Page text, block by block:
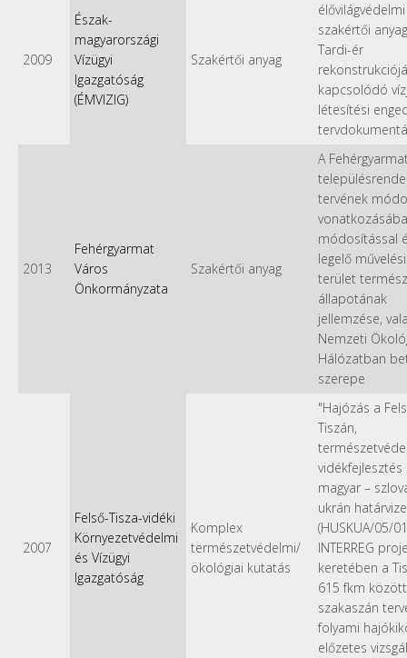
2009
Észak-
magyarországi
Vízügyi
Igazgatóság
(ÉMVIZIG)
Szakértői anyag
élővilágvédelmi
szakértői
Tardi-ér
kapcsolódó
létesítési
2013
Fehérgyarmat
Város
Önkormányzata
Szakértői anyag
A
tervének
módosítással
legelő
terület
állapotának
jellemzése,
Nemzeti
Hálózatban
szerepe
2007
Felső-Tisza-vidéki
Környezetvédelmi
és Vízügyi
Igazgatóság
Komplex
természetvédelmi/
ökológiai kutatás
"Hajózás a
Tiszán,
vidékfejlesztés
magyar –
ukrán
(HUSKUA/05/
INTERREG
keretében a
615 fkm
szakaszán
folyami
előzetes